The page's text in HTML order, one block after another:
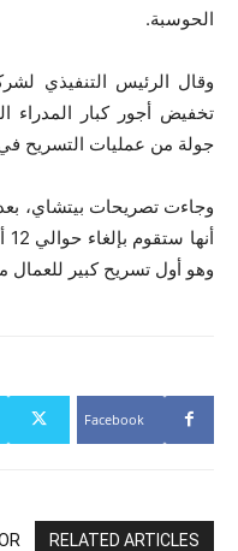
الحوسبة.
وقال الرئيس التنفيذي
تخفيض أجور كبار المدراء
جولة من عمليات التسريح
وجاءت تصريحات بيتشاي،
وهو أول تسريح كبير للعمال منذ
Facebook
RELATED ARTICLES